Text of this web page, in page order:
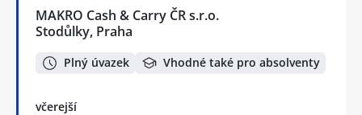
MAKRO Cash & Carry ČR s.r.o.
Stodůlky, Praha
Plný úvazek Vhodné také pro absolventy
včerejší